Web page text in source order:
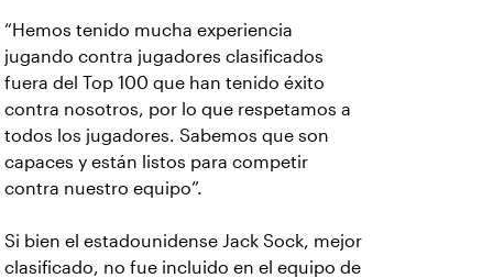
“Hemos tenido mucha experiencia
jugando contra jugadores clasificados
fuera del Top 100 que han tenido éxito
contra nosotros, por lo que respetamos a
todos los jugadores. Sabemos que son
capaces y están listos para competir
contra nuestro equipo”.
Si bien el estadounidense Jack Sock, mejor
clasificado, no fue incluido en el equipo de